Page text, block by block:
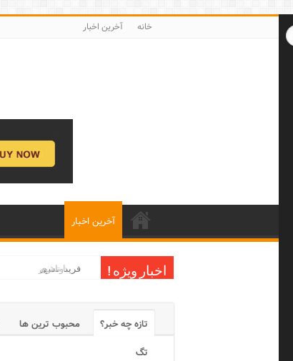
خانه آخرین اخبار
آخرین اخبار
اخبار ویژه ! فریدونشهر
تازه چه خبر؟ محبوب ترین ها
تگ